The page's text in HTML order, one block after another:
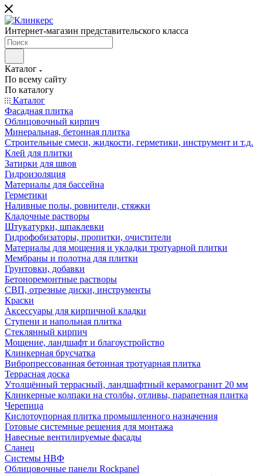
Интернет-магазин представительского класса
Каталог
По всему сайту
По каталогу
Каталог
Фасадная плитка
Облицовочный кирпич
Минеральная, бетонная плитка
Строительные смеси, жидкости, герметики, инструмент и т.д.
Клей для плитки
Затирки для швов
Гидроизоляция
Материалы для бассейна
Герметики
Наливные полы, ровнители, стяжки
Кладочные растворы
Штукатурки, шпаклевки
Гидрофобизаторы, пропитки, очистители
Материалы для мощения и укладки тротуарной плитки
Мембраны и полотна для плитки
Грунтовки, добавки
Бетоноремонтные растворы
СВП, отрезные диски, инструменты
Краски
Аксессуары для кирпичной кладки
Ступени и напольная плитка
Cтеклянный кирпич
Мощение, ландшафт и благоустройство
Клинкерная брусчатка
Вибропрессованная бетонная тротуарная плитка
Террасная доска
Утолщённый террасный, ландшафтный керамогранит 20 мм
Клинкерные колпаки на столбы, отливы, парапетная плитка
Черепица
Кислотоупорная плитка промышленного назначения
Готовые системные решения для монтажа
Навесные вентилируемые фасады
Сланец
Системы НВФ
Облицовочные панели Rockpanel